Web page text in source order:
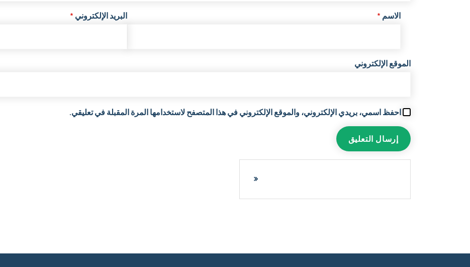
الاسم * البريد الإلكتروني *
الموقع الإلكتروني
احفظ اسمي، بريدي الإلكتروني، والموقع الإلكتروني في هذا المتصفح لاستخدامها المرة المقبلة في تعليقي.